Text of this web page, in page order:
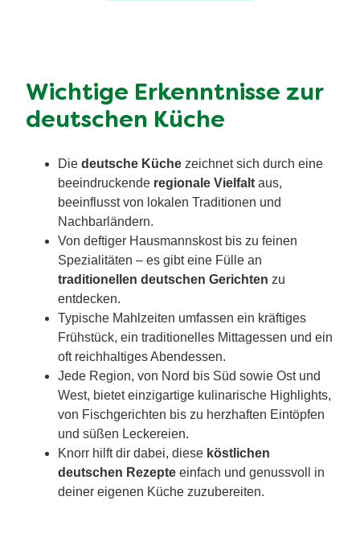
Wichtige Erkenntnisse zur
deutschen Küche
Die deutsche Küche zeichnet sich durch eine
beeindruckende regionale Vielfalt aus,
beeinflusst von lokalen Traditionen und
Nachbarländern.
Von deftiger Hausmannskost bis zu feinen
Spezialitäten – es gibt eine Fülle an
traditionellen deutschen Gerichten zu
entdecken.
Typische Mahlzeiten umfassen ein kräftiges
Frühstück, ein traditionelles Mittagessen und ein
oft reichhaltiges Abendessen.
Jede Region, von Nord bis Süd sowie Ost und
West, bietet einzigartige kulinarische Highlights,
von Fischgerichten bis zu herzhaften Eintöpfen
und süßen Leckereien.
Knorr hilft dir dabei, diese köstlichen
deutschen Rezepte einfach und genussvoll in
deiner eigenen Küche zuzubereiten.